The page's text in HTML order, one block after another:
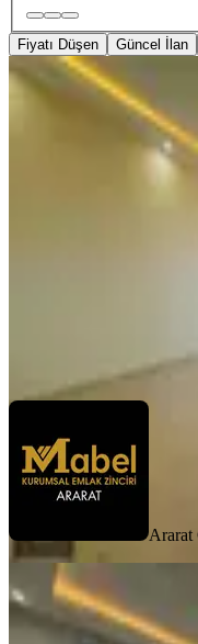
Fiyatı Düşen Güncel İlan
YENİ
İstanbul,
Ararat